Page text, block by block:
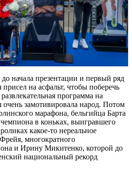
начала презентации и первый ряд
на асфальт, чтобы поберечь
программа на
очень замотивировала народ. Потом
марафона, бельгийца Барта
в коньках, выигравшего
какое-то нереальное
многократного
и Ирину Микитенко, которой до
национальный рекорд